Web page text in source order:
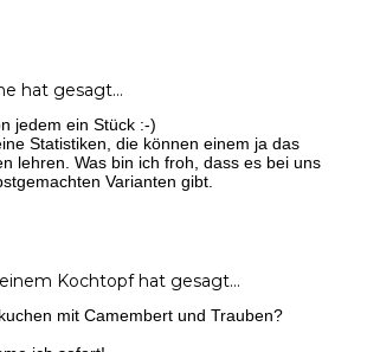
hat gesagt…
jedem ein Stück :-)
Statistiken, die können einem ja das
lehren. Was bin ich froh, dass es bei uns
Varianten gibt.
Kochtopfhat gesagt…
mit Camembert und Trauben?